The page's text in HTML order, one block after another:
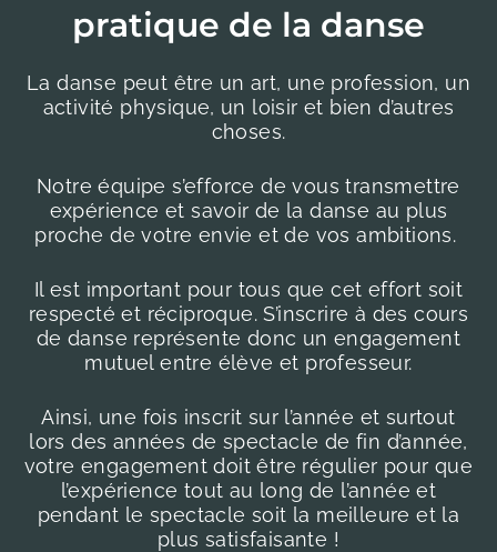
pratique de la danse
La danse peut être un art, une profession, un
activité physique, un loisir et bien d’autres
choses.
Notre équipe s’efforce de vous transmettre
expérience et savoir de la danse au plus
proche de votre envie et de vos ambitions.
Il est important pour tous que cet effort soit
respecté et réciproque. S’inscrire à des cours
de danse représente donc un engagement
mutuel entre élève et professeur.
Ainsi, une fois inscrit sur l’année et surtout
lors des années de spectacle de fin d’année,
votre engagement doit être régulier pour que
l’expérience tout au long de l’année et
pendant le spectacle soit la meilleure et la
plus satisfaisante !